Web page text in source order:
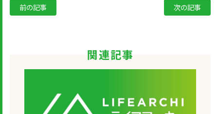
前の記事 次の記事
関連記事